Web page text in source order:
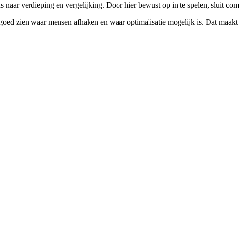
naar verdieping en vergelijking. Door hier bewust op in te spelen, sluit
zien waar mensen afhaken en waar optimalisatie mogelijk is. Dat